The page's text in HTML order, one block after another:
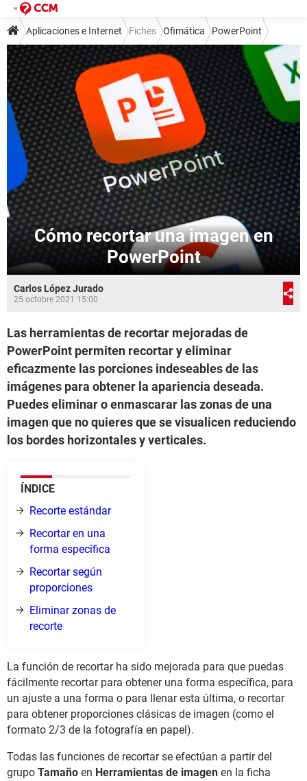
Aplicaciones e Internet Fiches Ofimática PowerPoint
Cómo recortar una imagen en
PowerPoint
Carlos López Jurado
25 octobre 2021 15:00
Las herramientas de recortar mejoradas de
PowerPoint permiten recortar y eliminar
eficazmente las porciones indeseables de las
imágenes para obtener la apariencia deseada.
Puedes eliminar o enmascarar las zonas de una
imagen que no quieres que se visualicen reduciendo
los bordes horizontales y verticales.
ÍNDICE
Recorte estándar
Recortar en una
forma específica
Recortar según
proporciones
Eliminar zonas de
recorte
La función de recortar ha sido mejorada para que puedas
fácilmente recortar para obtener una forma específica, para
un ajuste a una forma o para llenar esta última, o recortar
para obtener proporciones clásicas de imagen (como el
formato 2/3 de la fotografía en papel).
Todas las funciones de recortar se efectúan a partir del
grupo Tamaño en Herramientas de imagen en la ficha